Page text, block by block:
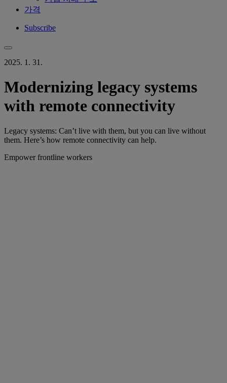
가격
Subscribe
2025. 1. 31.
Modernizing legacy systems
with remote connectivity
Legacy systems: Can’t live with them, but you can live without
them. Here’s how remote connectivity can help.
Empower frontline workers